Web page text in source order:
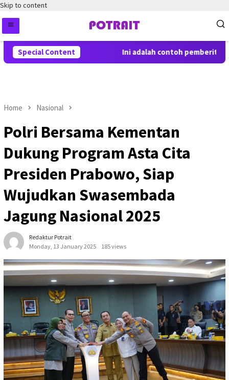
Skip to content
Special Content Ini adalah contoh
Home Nasional
Polri Bersama Kementan
Dukung Program Asta Cita
Presiden Prabowo, Siap
Wujudkan Swasembada
Jagung Nasional 2025
Redaktur Potrait
Monday, 13 January 2025
185 views